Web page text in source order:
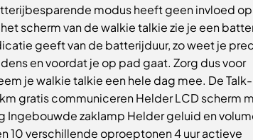
modus heeft geen invloed
scherm van de walkie talkie zie je een
geeft van de batterijduur, zo weet je
en voordat je op pad gaat. Zorg dus voor
je walkie talkie een hele dag mee. De
gratis communiceren Helder LCD scherm
Ingebouwde zaklamp Helder geluid en
10 verschillende oproeptonen 4 uur actieve